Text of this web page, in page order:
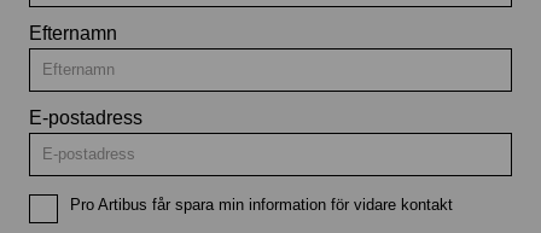
Efternamn
E-postadress
Pro Artibus får spara min information för vidare kontakt